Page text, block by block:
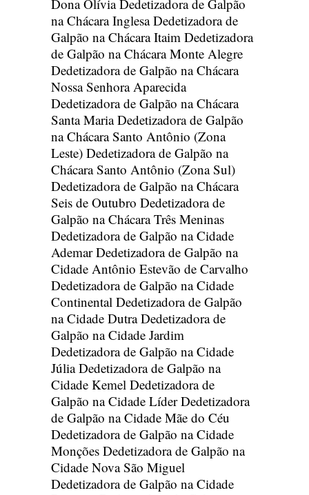
Dona OlíviaDedetizadora de Galpão
na Chácara InglesaDedetizadora de
Galpão na Chácara Itaim Dedetizadora
de Galpão na Chácara Monte Alegre
Dedetizadora de Galpão na Chácara
Nossa Senhora Aparecida
Dedetizadora de Galpão na Chácara
Santa MariaDedetizadora de Galpão
na Chácara Santo Antônio (Zona
Leste) Dedetizadora de Galpão na
Chácara Santo Antônio (Zona Sul)
Dedetizadora de Galpão na Chácara
Seis de Outubro Dedetizadora de
Galpão na Chácara Três Meninas
Dedetizadora de Galpão na Cidade
AdemarDedetizadora de Galpão na
Cidade Antônio Estevão de Carvalho
Dedetizadora de Galpão na Cidade
Continental Dedetizadora de Galpão
na Cidade DutraDedetizadora de
Galpão na Cidade Jardim
Dedetizadora de Galpão na Cidade
JúliaDedetizadora de Galpão na
Cidade Kemel Dedetizadora de
Galpão na Cidade LíderDedetizadora
de Galpão na Cidade Mãe do Céu
Dedetizadora de Galpão na Cidade
Monções Dedetizadora de Galpão na
Cidade Nova São Miguel
Dedetizadora de Galpão na Cidade